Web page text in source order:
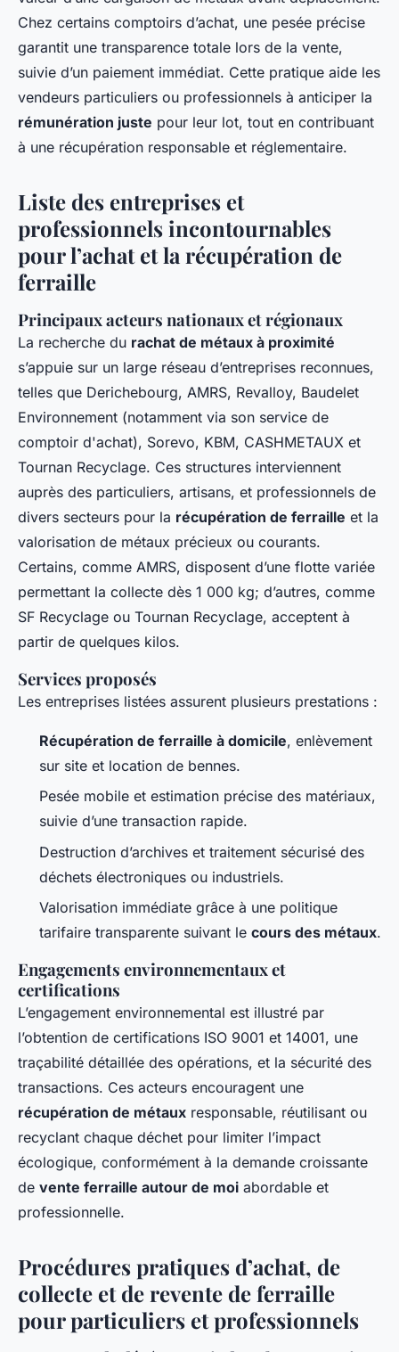
Chez certains comptoirs d’achat, une pesée précise
garantit une transparence totale lors de la vente,
suivie d’un paiement immédiat. Cette pratique aide les
vendeurs particuliers ou professionnels à anticiper la
rémunération juste pour leur lot, tout en contribuant
à une récupération responsable et réglementaire.
Liste des entreprises et
professionnels incontournables
pour l’achat et la récupération de
ferraille
Principaux acteurs nationaux et régionaux
La recherche du rachat de métaux à proximité
s’appuie sur un large réseau d’entreprises reconnues,
telles que Derichebourg, AMRS, Revalloy, Baudelet
Environnement (notamment via son service de
comptoir d'achat), Sorevo, KBM, CASHMETAUX et
Tournan Recyclage. Ces structures interviennent
auprès des particuliers, artisans, et professionnels de
divers secteurs pour la récupération de ferraille et la
valorisation de métaux précieux ou courants.
Certains, comme AMRS, disposent d’une flotte variée
permettant la collecte dès 1 000 kg; d’autres, comme
SF Recyclage ou Tournan Recyclage, acceptent à
partir de quelques kilos.
Services proposés
Les entreprises listées assurent plusieurs prestations :
Récupération de ferraille à domicile, enlèvement
sur site et location de bennes.
Pesée mobile et estimation précise des matériaux,
suivie d’une transaction rapide.
Destruction d’archives et traitement sécurisé des
déchets électroniques ou industriels.
Valorisation immédiate grâce à une politique
tarifaire transparente suivant le cours des métaux.
Engagements environnementaux et
certifications
L’engagement environnemental est illustré par
l’obtention de certifications ISO 9001 et 14001, une
traçabilité détaillée des opérations, et la sécurité des
transactions. Ces acteurs encouragent une
récupération de métaux responsable, réutilisant ou
recyclant chaque déchet pour limiter l’impact
écologique, conformément à la demande croissante
de vente ferraille autour de moi abordable et
professionnelle.
Procédures pratiques d’achat, de
collecte et de revente de ferraille
pour particuliers et professionnels